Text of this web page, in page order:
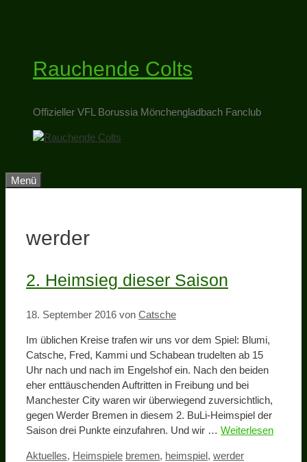
Rauchende Colts
Offizieller VFL Borussia Mönchengladbach Fanclub
Menü
werder
2. Heimsieg dieser Saison
18. September 2016 von Catsche
Im üblichen Kreise trafen wir uns vor dem Spiel: Blumi,
Catsche, Fred, Kammi und Schabean trudelten ab 15
Uhr nach und nach im Engelshof ein. Nach den beiden
eher enttäuschenden Auftritten in Freibung und bei
Manchester City waren wir überwiegend zuversichtlich,
gegen Werder Bremen in diesem 2. BuLi-Heimspiel der
Saison drei Punkte einzufahren. Und wir … Weiterlesen
Kategorien
Aktuelles, Heimspiele Schlagwörter
bremen, heimspiel, werder